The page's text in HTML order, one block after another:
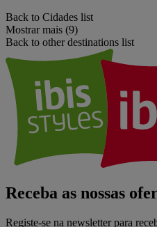
Back to Cidades list
Mostrar mais (9)
Back to other destinations list
Receba as nossas
Registe-se na newsletter para